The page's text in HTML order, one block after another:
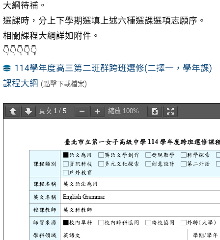
大綱待補。
選課時，分上下學期選填上述六種選課選項志願序。
相關課程大綱詳如附件。
👇👇👇👇👇
114學年度高三第二班群跨班選修(二擇一，學年課)
課程大綱 (點擊下載檔案)
頁次 1/ 5 縮放 100%